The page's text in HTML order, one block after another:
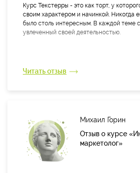
Курс Текстерры - это как торт, у
своим характером и начинкой. Никогда
было столь интересным. В каждой теме
увлеченный своей деятельностью.
Читать отзыв
Михаил Горин
Отзыв о курсе
маркетолог»